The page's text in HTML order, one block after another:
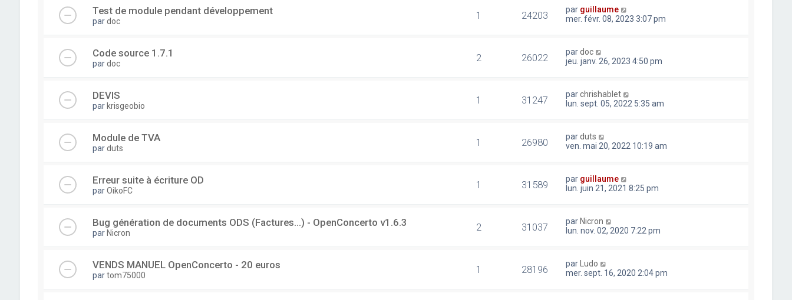
Test de module pendant développement
pardoc 1 24203 par guillaume
mer. févr. 08, 2023 3:07 pm
Code source 1.7.1
pardoc 2 26022 pardoc
jeu. janv. 26, 2023 4:50 pm
DEVIS
par krisgeobio 1 31247 parchrishablet
lun. sept. 05, 2022 5:35 am
Module de TVA
parduts 1 26980 parduts
ven. mai 20, 2022 10:19 am
Erreur suite à écriture OD
parOikoFC 1 31589 par guillaume
lun. juin 21, 2021 8:25 pm
Bug génération de documents ODS (Factures...) - OpenConcerto v1.6.3
par Nicron 2 31037 par Nicron
lun. nov. 02, 2020 7:22 pm
VENDS MANUEL OpenConcerto - 20 euros
partom75000 1 28196 par
Ludo
mer. sept. 16, 2020 2:04 pm